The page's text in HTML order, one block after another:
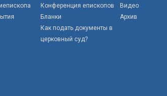
Конференция епископов
Бланки
Как подать документы в
церковный суд?
Видео
Архив